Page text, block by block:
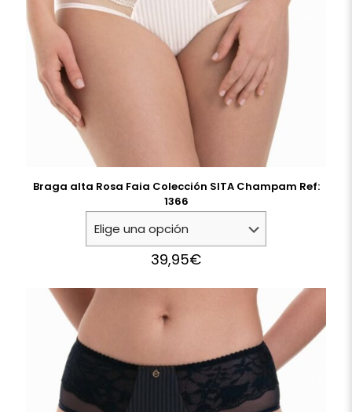
Braga alta Rosa Faia Colección SITA Champam Ref:
1366
39,95€